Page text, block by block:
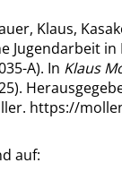
Klaus,
Jugendarbeit
A). In Klaus
https://
auf: